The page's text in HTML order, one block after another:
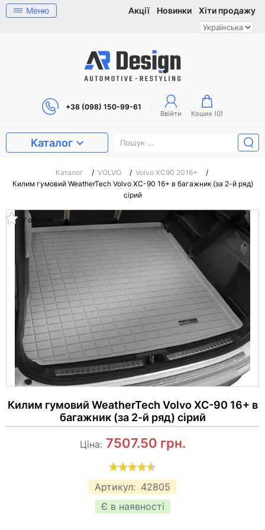
Меню Акції Новинки Хіти продажу
+38 (098) 150-99-61
Ввійти Кошик (0)
Каталог
Каталог / VOLVO / Volvo XC90 2016+
/
Килим гумовий WeatherTech Volvo XC-90 16+ в багажник (за 2-й ряд)
сірий
У обране
Килим гумовий WeatherTech Volvo XC-90 16+ в
багажник (за 2-й ряд) сірий
Артикул: 42805
Є в наявності
Ціна: 7507.50 грн.